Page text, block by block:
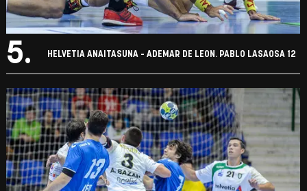
5. HELVETIA ANAITASUNA - ADEMAR DE LEON. PABLO LASAOSA 12